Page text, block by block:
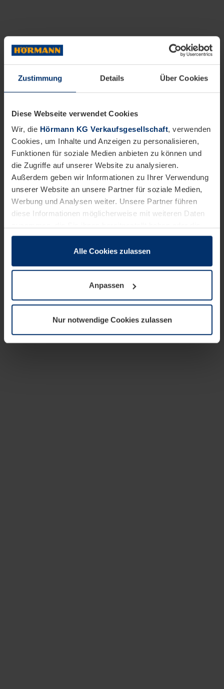
Zustimmung Details Über Cookies
Diese Webseite verwendet Cookies
Wir, die Hörmann KG Verkaufsgesellschaft, verwenden
Cookies, um Inhalte und Anzeigen zu personalisieren,
Funktionen für soziale Medien anbieten zu können und
die Zugriffe auf unserer Website zu analysieren.
Außerdem geben wir Informationen zu Ihrer Verwendung
unserer Website an unsere Partner für soziale Medien,
Werbung und Analysen weiter. Unsere Partner führen
diese Informationen möglicherweise mit weiteren Daten
sie im Rahmen Ihrer Nutzung der Dienste gesammelt
wenn diese für den Betrieb dieser Seite unbedingt
notwendig sind. Für alle anderen Cookie-Typen benötigen
wir Ihre Erlaubnis. Ihre Einwilligung können Sie jederzeit
Datenschutzerklärungunserer Website ändern oder
widerrufen.
Alle Cookies zulassen
Anpassen
Nur notwendige Cookies zulassen